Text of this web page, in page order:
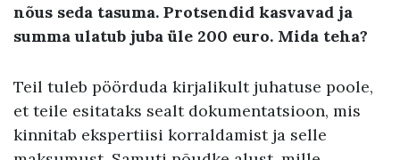
nõus seda tasuma. Protsendid kasvavad ja
summa ulatub juba üle 200 euro. Mida teha?
Teil tuleb pöörduda kirjalikult juhatuse poole,
et teile esitataks sealt dokumentatsioon, mis
kinnitab ekspertiisi korraldamist ja selle